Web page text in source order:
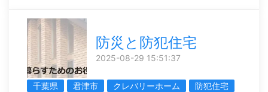
防災と防犯住宅
2025-08-29 15:51:37
千葉県 君津市 クレバリーホーム
防犯住宅